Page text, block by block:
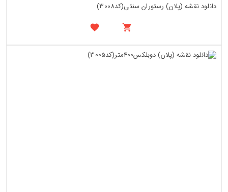
دانلود نقشه (پلان) رستوران سنتی(کد3008)